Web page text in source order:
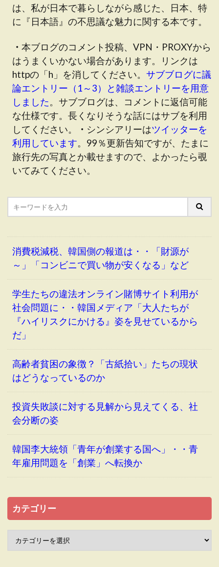
は、私が日本で暮らしながら感じた、日本、特
に『日本語』の不思議な魅力に関する本です。
・ 本ブログのコメント投稿、VPN・PROXYから
はうまくいかない場合があります。リンクは
httpの「h」を消してください。 サブブログに議
論エントリー（1～3）と雑談エントリーを用意
しました。サブブログは、コメントに返信可能
な仕様です。長くなりそうな話にはサブを利用
してください。
・ シンシアリーはツイッターを
利用しています。99％更新告知ですが、たまに
旅行先の写真とか載せますので、よかったら覗
いてみてください。
消費税減税、韓国側の報道は・・「財源が
～」「コンビニで買い物が安くなる」など
学生たちの違法オンライン賭博サイト利用が
社会問題に・・韓国メディア「大人たちが
『ハイリスクにかける』姿を見せているから
だ」
高齢者貧困の象徴？「古紙拾い」たちの現状
はどうなっているのか
投資失敗談に対する見解から見えてくる、社
会分断の姿
韓国李大統領「青年が創業する国へ」・・青
年雇用問題を「創業」へ転換か
カテゴリー